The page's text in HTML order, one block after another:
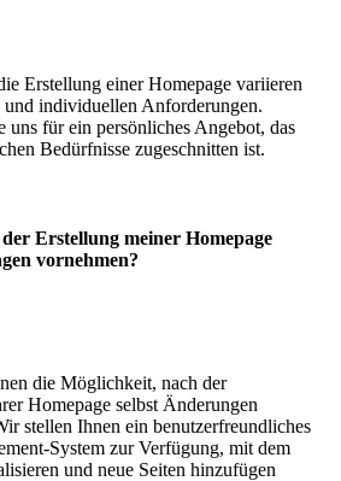
Erstellung einer Homepage variieren
individuellen Anforderungen.
uns für ein persönliches Angebot, das
Bedürfnisse zugeschnitten ist.
Erstellung meiner Homepage
vornehmen?
die Möglichkeit, nach der
Homepage selbst Änderungen
stellen Ihnen ein benutzerfreundliches
System zur Verfügung, mit dem
und neue Seiten hinzufügen